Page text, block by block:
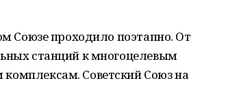
Союзе проходило поэтапно. От
станций к многоцелевым
Советский Союз на